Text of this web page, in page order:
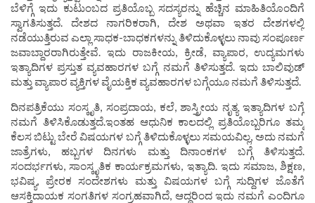
ಬೆಳಿಗ್ಗೆ ಇದು ಕುಟುಂಬದ ಪ್ರತಿಯೊಬ್ಬ ಸದಸ್ಯರನ್ನು ಹೆಚ್ಚಿನ ಮಾಹಿತಿಯೊಂದಿಗೆ
ಸ್ವಾಗತಿಸುತ್ತದೆ. ದೇಶದ ನಾಗರಿಕರಾಗಿ, ದೇಶ ಅಥವಾ ಇತರ ದೇಶಗಳಲ್ಲಿ
ನಡೆಯುತ್ತಿರುವ ಎಲ್ಲಾ ಸಾಧಕ-ಬಾಧಕಗಳನ್ನು ತಿಳಿದುಕೊಳ್ಳಲು ನಾವು ಸಂಪೂರ್ಣ
ಜವಾಬ್ದಾರರಾಗಿರುತ್ತೇವೆ. ಇದು ರಾಜಕೀಯ, ಕ್ರೀಡೆ, ವ್ಯಾಪಾರ, ಉದ್ಯಮಗಳು
ಇತ್ಯಾದಿಗಳ ಪ್ರಸ್ತುತ ವ್ಯವಹಾರಗಳ ಬಗ್ಗೆ ನಮಗೆ ತಿಳಿಸುತ್ತದೆ. ಇದು ಬಾಲಿವುಡ್
ಮತ್ತು ವ್ಯಾಪಾರ ವ್ಯಕ್ತಿಗಳ ವೈಯಕ್ತಿಕ ವ್ಯವಹಾರಗಳ ಬಗ್ಗೆಯೂ ನಮಗೆ ತಿಳಿಸುತ್ತದೆ.
ದಿನಪತ್ರಿಕೆಯು ಸಂಸ್ಕೃತಿ, ಸಂಪ್ರದಾಯ, ಕಲೆ, ಶಾಸ್ತ್ರೀಯ ನೃತ್ಯ ಇತ್ಯಾದಿಗಳ ಬಗ್ಗೆ
ನಮಗೆ ತಿಳಿಸಿಕೊಡುತ್ತದೆ.ಇಂತಹ ಆಧುನಿಕ ಕಾಲದಲ್ಲಿ ಪ್ರತಿಯೊಬ್ಬರಿಗೂ ತಮ್ಮ
ಕೆಲಸ ಬಿಟ್ಟು ಬೇರೆ ವಿಷಯಗಳ ಬಗ್ಗೆ ತಿಳಿದುಕೊಳ್ಳಲು ಸಮಯವಿಲ್ಲ, ಅದು ನಮಗೆ
ಜಾತ್ರೆಗಳು, ಹಬ್ಬಗಳ ದಿನಗಳು ಮತ್ತು ದಿನಾಂಕಗಳ ಬಗ್ಗೆ ತಿಳಿಸುತ್ತದೆ.
ಸಂದರ್ಭಗಳು, ಸಾಂಸ್ಕೃತಿಕ ಕಾರ್ಯಕ್ರಮಗಳು, ಇತ್ಯಾದಿ. ಇದು ಸಮಾಜ, ಶಿಕ್ಷಣ,
ಭವಿಷ್ಯ, ಪ್ರೇರಕ ಸಂದೇಶಗಳು ಮತ್ತು ವಿಷಯಗಳ ಬಗ್ಗೆ ಸುದ್ದಿಗಳ ಜೊತೆಗೆ
ಆಸಕ್ತಿದಾಯಕ ಸಂಗತಿಗಳ ಸಂಗ್ರಹವಾಗಿದೆ, ಆದ್ದರಿಂದ ಇದು ನಮಗೆ ಎಂದಿಗೂ